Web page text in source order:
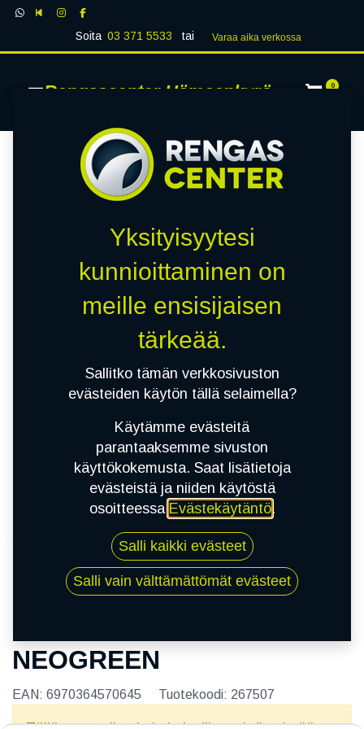
Soita 03 371 5533 tai Varaa aika verk​​​​ossa
Rengascenter Hämeenkyrö 0
155/55R14 69H NEOLIN NEOGREEN
NEOGREEN
EAN: 6970364570645 Tuotekoodi: 267507
Yksityisyytesi
kunnioittaminen on
meille ensisijaisen
tärkeää.
Sallitko tämän verkkosivuston
evästeiden käytön tällä selaimella?
Käytämme evästeitä
parantaaksemme sivuston
käyttökokemusta. Saat lisätietoja
evästeistä ja niiden käytöstä
osoitteessa Evästekäytäntö.
Salli kaikki evästeet
Salli vain välttämättömät evästeet